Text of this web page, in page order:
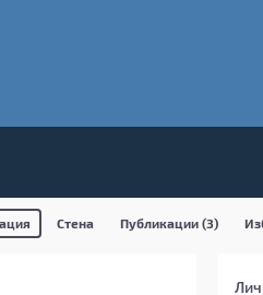
Стена Публикации (3)